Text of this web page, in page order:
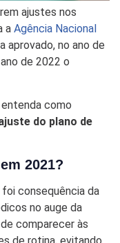
ajustes nos
aAgência Nacional
aprovado, no ano de
de 2022 o
como
do plano de
2021?
consequência da
no auge da
comparecer às